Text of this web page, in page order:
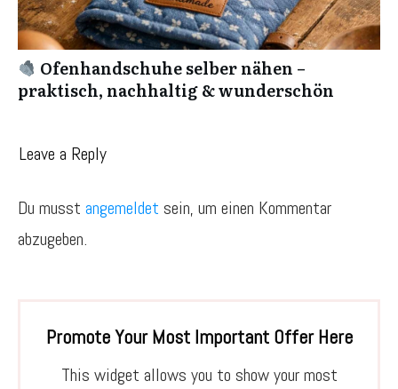
Ofenhandschuhe selber nähen –
praktisch, nachhaltig & wunderschön
Leave a Reply
Du musst angemeldet sein, um einen Kommentar
abzugeben.
Promote Your Most Important Offer Here
This widget allows you to show your most